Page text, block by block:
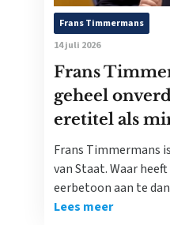
Frans Timmermans
14 juli 2026
Frans
geheel
eretitel als
Frans Timmermans
van Staat. Waar
eerbetoon aan te
Lees meer